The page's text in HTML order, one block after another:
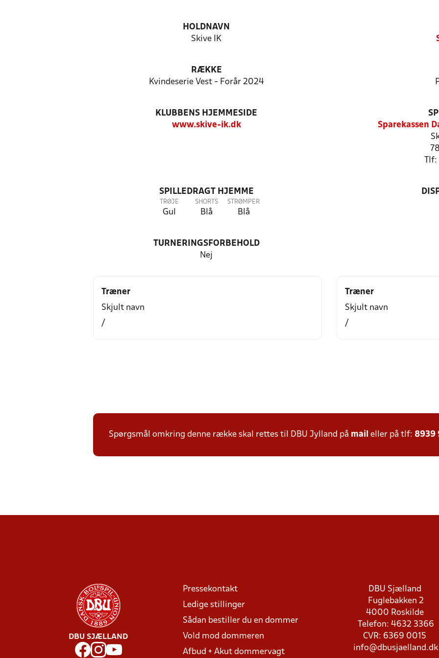
HOLDNAVN
Skive IK
RÆKKE
Kvindeserie Vest - Forår 2024
KLUBBENS HJEMMESIDE
www.skive-ik.dk
Sparekassen
SPILLEDRAGT HJEMME
TRØJE
Gul
SHORTS
Blå
STRØMPER
Blå
TURNERINGSFORBEHOLD
Nej
Træner
Skjult navn
/
Træner
Skjult navn
/
Spørgsmål omkring denne række skal rettes til DBU Jylland på mail eller på tlf: 8939
DBU SJÆLLAND
Pressekontakt
Ledige stillinger
Sådan bestiller du en dommer
Vold mod dommeren
Afbud + Akut dommervagt
DBU Sjælland
Fuglebakken 2
4000 Roskilde
Telefon: 4632 3366
CVR: 6369 0015
info@dbusjaelland.dk